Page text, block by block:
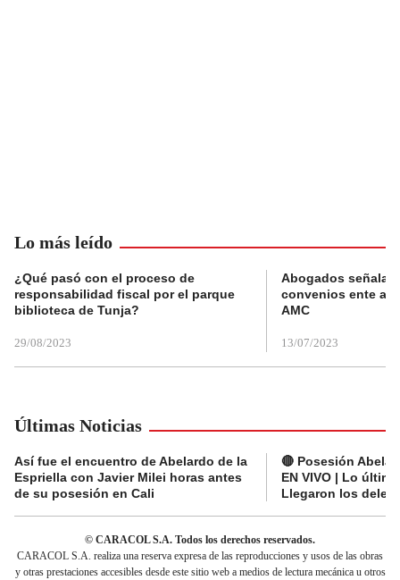
Lo más leído
¿Qué pasó con el proceso de
responsabilidad fiscal por el parque
biblioteca de Tunja?
29/08/2023
Abogados
convenios ente
AMC
13/07/2023
Últimas Noticias
Así fue el encuentro de Abelardo de la
Espriella con Javier Milei horas antes
de su posesión en Cali
🔴 Posesión
EN VIVO | Lo
Llegaron los
© CARACOL S.A. Todos los derechos reservados.
CARACOL S.A. realiza una reserva expresa de las reproducciones y usos de las obras
y otras prestaciones accesibles desde este sitio web a medios de lectura mecánica u otros